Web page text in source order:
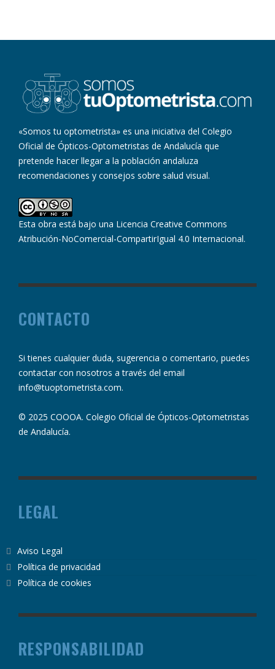
«Somos tu optometrista» es una iniciativa del Colegio
Oficial de Ópticos-Optometristas de Andalucía que
pretende hacer llegar a la población andaluza
recomendaciones y consejos sobre salud visual.
Esta obra está bajo una Licencia Creative Commons
Atribución-NoComercial-CompartirIgual 4.0 Internacional.
CONTACTO
Si tienes cualquier duda, sugerencia o comentario, puedes
contactar con nosotros a través del email
info@tuoptometrista.com.
© 2025 COOOA. Colegio Oficial de Ópticos-Optometristas
de Andalucía.
LEGAL
Aviso Legal
Política de privacidad
Política de cookies
RESPONSABILIDAD